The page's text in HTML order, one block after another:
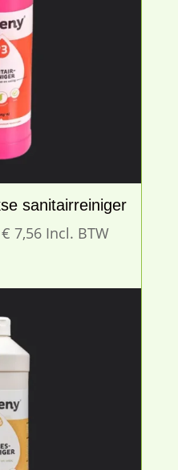
sanitairreiniger
€ 7,56Incl. BTW